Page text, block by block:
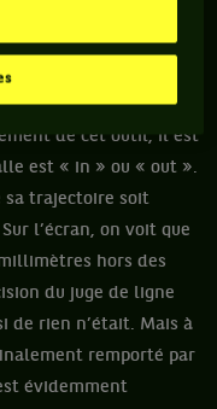
prise d’un doute
se tourne vers
». Une première
de tout l’attirail de
de cet outil, il est
est « in » ou « out ».
sa trajectoire soit
l’écran, on voit que
hors des
du juge de ligne
de rien n’était. Mais à
remporté par
évidemment